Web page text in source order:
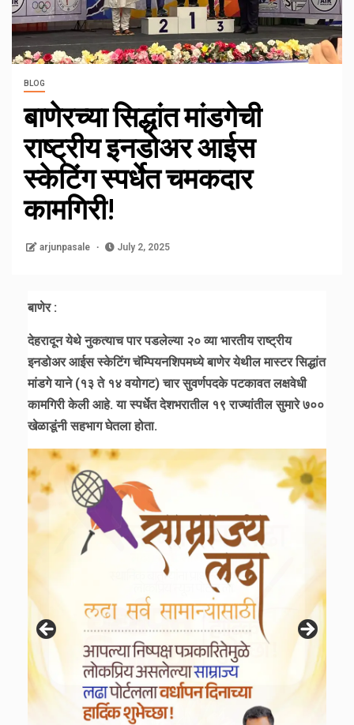
BLOG
बाणेरच्या सिद्धांत मांडगेची
राष्ट्रीय इनडोअर आईस
स्केटिंग स्पर्धेत चमकदार
कामगिरी!
arjunpasale July 2, 2025
बाणेर :
देहरादून येथे नुकत्याच पार पडलेल्या २० व्या भारतीय राष्ट्रीय
इनडोअर आईस स्केटिंग चॅम्पियनशिपमध्ये बाणेर येथील मास्टर सिद्धांत
मांडगे याने (१३ ते १४ वयोगट) चार सुवर्णपदके पटकावत लक्षवेधी
कामगिरी केली आहे. या स्पर्धेत देशभरातील १९ राज्यांतील सुमारे ७००
खेळाडूंनी सहभाग घेतला होता.